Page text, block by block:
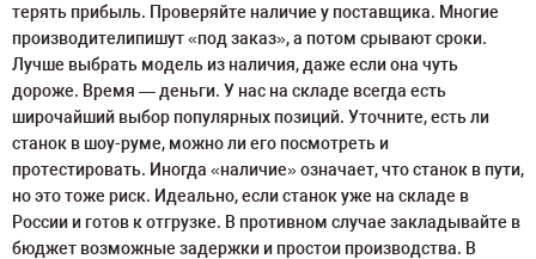
терять прибыль. Проверяйте наличие у поставщика. Многие
производителипишут «под заказ», а потом срывают сроки.
Лучше выбрать модель из наличия, даже если она чуть
дороже. Время — деньги. У нас на складе всегда есть
широчайший выбор популярных позиций. Уточните, есть ли
станок в шоу-руме, можно ли его посмотреть и
протестировать. Иногда «наличие» означает, что станок в пути,
но это тоже риск. Идеально, если станок уже на складе в
России и готов к отгрузке. В противном случае закладывайте в
бюджет возможные задержки и простои производства. В